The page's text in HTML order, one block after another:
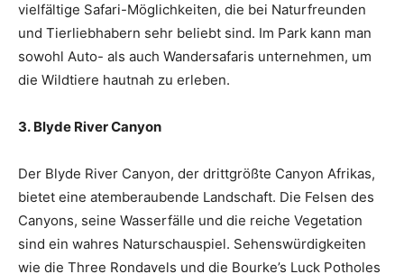
vielfältige Safari-Möglichkeiten, die bei Naturfreunden
und Tierliebhabern sehr beliebt sind. Im Park kann man
sowohl Auto- als auch Wandersafaris unternehmen, um
die Wildtiere hautnah zu erleben.
3. Blyde River Canyon
Der Blyde River Canyon, der drittgrößte Canyon Afrikas,
bietet eine atemberaubende Landschaft. Die Felsen des
Canyons, seine Wasserfälle und die reiche Vegetation
sind ein wahres Naturschauspiel. Sehenswürdigkeiten
wie die Three Rondavels und die Bourke’s Luck Potholes